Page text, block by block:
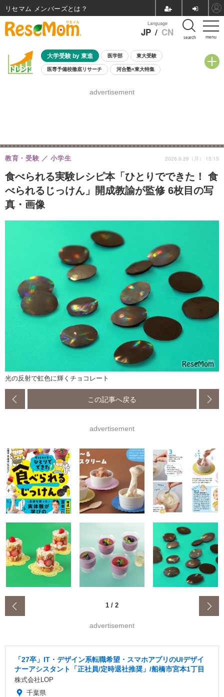
menu
Language
JP / CN search
大学受験 by 東進 医学部 東大受験
医専予備校徹底リサーチ 河合塾×東大特集
8月開催学校説明会・相談会
advertisement
食べられる実験レシピ本「ひとりでできた！ 食
べられるじっけん」開成教諭が監修 6枚目の写
真・画像
教育・受験 小学生 2026.6.29（月） 15:15
光の反射で虹色に輝くチョコレート
この記事へ戻る
advertisement
1 / 2
advertisement
「27卒」IT・デザイン系転職希望・スマホアプリのUIデザイ
ナーアシスタント「正社員/定時退社推奨」/船橋市宮本1丁目
株式会社LOP
千葉県
リセマム メンバーズ